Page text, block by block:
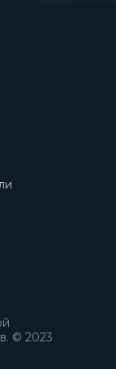
© 2023